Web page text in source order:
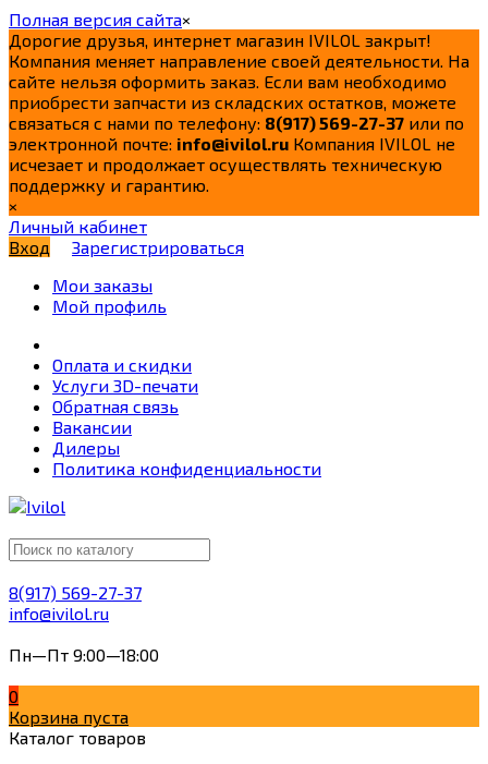
Полная версия сайта×
Дорогие друзья, интернет магазин IVILOL закрыт!
Компания меняет направление своей деятельности. На
сайте нельзя оформить заказ. Если вам необходимо
приобрести запчасти из складских остатков, можете
связаться с нами по телефону: 8(917) 569-27-37 или по
электронной почте: info@ivilol.ru Компания IVILOL не
исчезает и продолжает осуществлять техническую
поддержку и гарантию.
×
Личный кабинет
Вход
Зарегистрироваться
Мои заказы
Мой профиль
Оплата и скидки
Услуги 3D-печати
Обратная связь
Вакансии
Дилеры
Политика конфиденциальности
8(917) 569-27-37
info@ivilol.ru
Пн—Пт 9:00—18:00
0
Корзина пуста
Каталог товаров